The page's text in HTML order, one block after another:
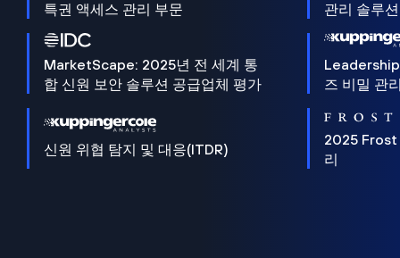
특권 액세스 관리 부문
관리 솔루
MarketScape: 2025년 전 세계 통
합 신원 보안 솔루션 공급업체 평가
즈 비밀 관
신원 위협 탐지 및 대응(ITDR)
2025 Frost
리